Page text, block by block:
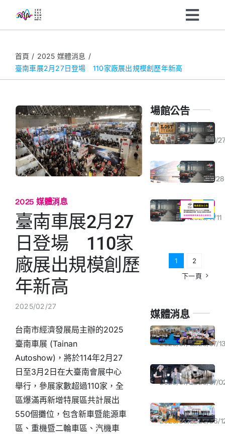
content
參訪民眾
展會資訊
最新消息
企業ESG
聯絡我們
中文 (台灣)
首頁
2025 媒體消息
臺南車展2月27日登場 110家廠展出規模創歷年新高
2025 媒體消息
臺南車展2月27
日登場 110家
廠展出規模創歷
年新高
2025/02/27
台南市經濟發展局主辦的2025
臺南車展 (Tainan
Autoshow)，將於114年2月27
日至3月2日在大臺南會展中心
舉行，參展家數超過110家，全
區爆滿再新增特展區共計展出
550個攤位，包含新車暨能源車
區、重機暨二輪車區、汽機車
場館公告
大臺南會展中心遺失物規範與公告 2026年01月30日東側戶外廣場停車全日包場通知
2026/01/
大臺南會展中心榮獲「室內空氣品質自主管理優良級標章」
2026/01/13
2025年11月29-30日室內外汽機車停車場全日包場通知
2025/11/28
2025年11月15日室內停車場全日包場通知
2025/11/10
2025/11/12(三) 颱風警示｜臺南市停止上班、停止上課通知
2025/11/11
1
2
下一頁
媒體消息
「均衡臺灣週」大台南會展中心登場 展現各部會與雲嘉南發展成果
2026/07/16
日本國際拓銷成果亮眼 接力布局工業裝配智慧物流商機
2026/07/13
強颱巴威來勢洶洶 張秀卿7／11演唱會宣布延期
2026/07/06
遠雄建設登好感空間展 攜手山恩、集力門打造「流動的生活」
2026/07/
大南方AI智慧健康展 商機上億
2026/06/13
大南方AI智慧健康展沙崙登場 卓榮泰、黃偉哲見證逾百項技術應用成果
2026/06/